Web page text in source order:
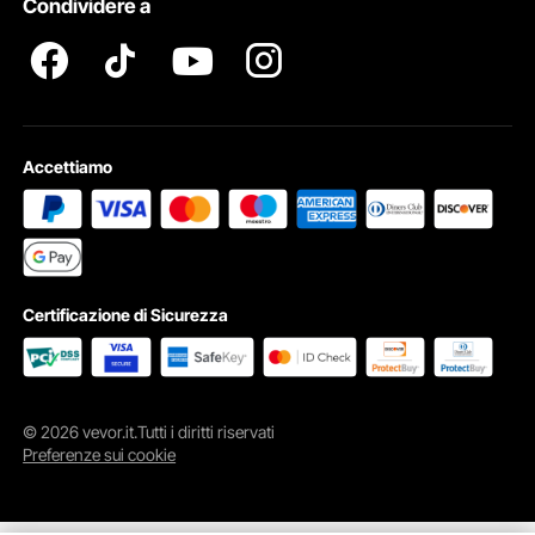
Condividere a
Accettiamo
Certificazione di Sicurezza
© 2026 vevor.it.Tutti i diritti riservati
Preferenze sui cookie